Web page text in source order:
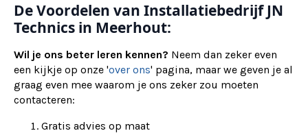
De Voordelen van Installatiebedrijf JN
Technics in Meerhout:
Wil je ons beter leren kennen? Neem dan zeker even
een kijkje op onze 'over ons' pagina, maar we geven je al
graag even mee waarom je ons zeker zou moeten
contacteren:
Gratis advies op maat